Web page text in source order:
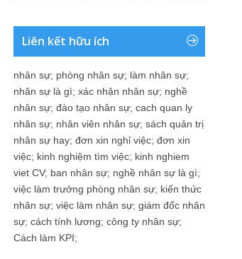
Liên kết hữu ích
nhân sự; phòng nhân sự; làm nhân sự;
nhân sự là gì; xác nhận nhân sự; nghề
nhân sự; đào tạo nhân sự; cach quan ly
nhân sự; nhân viên nhân sự; sách quản trị
nhân sự hay; đơn xin nghỉ việc; đơn xin
việc; kinh nghiệm tìm việc; kinh nghiem
viet CV; ban nhân sự; nghề nhân sự là gì;
việc làm trưởng phòng nhân sự; kiến thức
nhân sự; việc làm nhân sự; giám đốc nhân
sự; cách tính lương; công ty nhân sự;
Cách làm KPI;